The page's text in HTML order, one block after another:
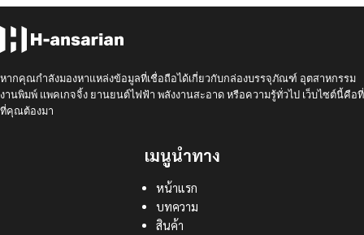
หากคุณกำลังมองหาแหล่งข้อมูลที่เชื่อถือได้เกี่ยวกับกล่องบรรจุภัณฑ์ อุตสาหกรรม
งานพิมพ์ แพคเกจจิ้ง ยานยนต์ไฟฟ้า พลังงานสะอาด หรือความรู้ทั่วไป เว็บไซต์นี้คือที่
ที่คุณต้องมา
เมนูนำทาง
หน้าแรก
บทความ
สินค้า